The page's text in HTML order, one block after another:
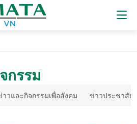
กรรม
าวและกิจกรรมเพื่อสังคม ข่าวประชาสัม